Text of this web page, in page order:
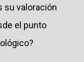
su valoración
el punto